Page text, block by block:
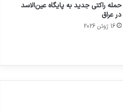
حمله راکتی جدید به پایگاه عین‌الاسد
در عراق
16 ژوئن 2026